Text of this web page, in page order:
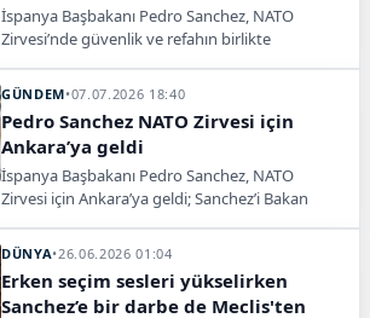
İspanya Başbakanı Pedro Sanchez, NATO
Zirvesi’nde güvenlik ve refahın birlikte
GÜNDEM•07.07.2026 18:40
Pedro Sanchez NATO Zirvesi için
Ankara’ya geldi
İspanya Başbakanı Pedro Sanchez, NATO
Zirvesi için Ankara’ya geldi; Sanchez’i Bakan
DÜNYA•26.06.2026 01:04
Erken seçim sesleri yükselirken
Sanchez’e bir darbe de Meclis'ten